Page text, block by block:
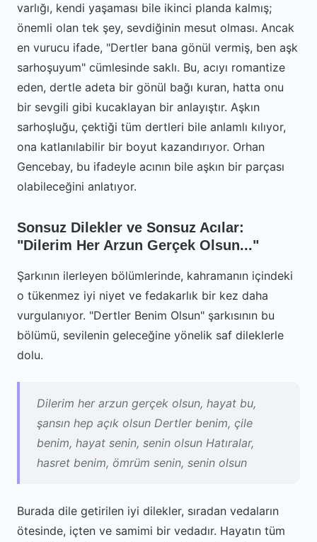
varlığı, kendi yaşaması bile ikinci planda kalmış;
önemli olan tek şey, sevdiğinin mesut olması. Ancak
en vurucu ifade, "Dertler bana gönül vermiş, ben aşk
sarhoşuyum" cümlesinde saklı. Bu, acıyı romantize
eden, dertle adeta bir gönül bağı kuran, hatta onu
bir sevgili gibi kucaklayan bir anlayıştır. Aşkın
sarhoşluğu, çektiği tüm dertleri bile anlamlı kılıyor,
ona katlanılabilir bir boyut kazandırıyor. Orhan
Gencebay, bu ifadeyle acının bile aşkın bir parçası
olabileceğini anlatıyor.
Sonsuz Dilekler ve Sonsuz Acılar:
"Dilerim Her Arzun Gerçek Olsun..."
Şarkının ilerleyen bölümlerinde, kahramanın içindeki
o tükenmez iyi niyet ve fedakarlık bir kez daha
vurgulanıyor. "Dertler Benim Olsun" şarkısının bu
bölümü, sevilenin geleceğine yönelik saf dileklerle
dolu.
Dilerim her arzun gerçek olsun, hayat bu,
şansın hep açık olsun Dertler benim, çile
benim, hayat senin, senin olsun Hatıralar,
hasret benim, ömrüm senin, senin olsun
Burada dile getirilen iyi dilekler, sıradan vedaların
ötesinde, içten ve samimi bir vedadır. Hayatın tüm